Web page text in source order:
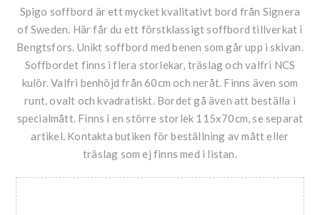
Spigo soffbord är ett mycket kvalitativt bord från Signera
of Sweden. Här får du ett förstklassigt soffbord tillverkat i
Bengtsfors. Unikt soffbord med benen som går upp i skivan.
Soffbordet finns i flera storlekar, träslag och valfri NCS
kulör. Valfri benhöjd från 60cm och neråt. Finns även som
runt, ovalt och kvadratiskt. Bordet gå även att beställa i
specialmått. Finns i en större storlek 115x70cm, se separat
artikel. Kontakta butiken för beställning av mått eller
träslag som ej finns med i listan.